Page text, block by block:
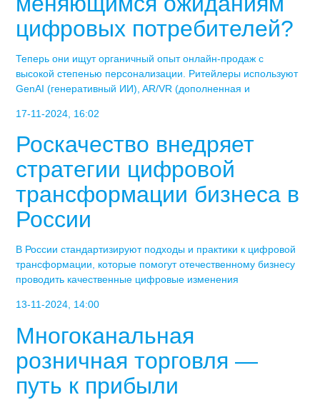
цифровых потребителей?
Теперь они ищут органичный опыт онлайн-продаж с
высокой степенью персонализации. Ритейлеры используют
GenAI (генеративный ИИ), AR/VR (дополненная и
17-11-2024, 16:02
Роскачество внедряет
стратегии цифровой
трансформации бизнеса в
России
В России стандартизируют подходы и практики к цифровой
трансформации, которые помогут отечественному бизнесу
проводить качественные цифровые изменения
13-11-2024, 14:00
Многоканальная
розничная торговля —
путь к прибыли